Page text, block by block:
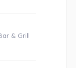
& Grill